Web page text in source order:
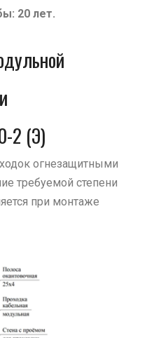
20 лет.
2 (Э)
огнезащитными
требуемой степени
при монтаже